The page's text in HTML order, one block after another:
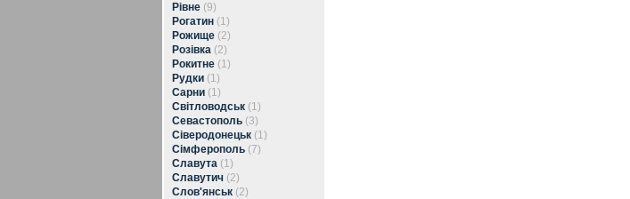
Рівне (9)
Рогатин (1)
Рожище (2)
Розівка (2)
Рокитне (1)
Рудки (1)
Сарни (1)
Світловодськ (1)
Севастополь (3)
Сіверодонецьк (1)
Сімферополь (7)
Славута (1)
Славутич (2)
Слов'янськ (2)